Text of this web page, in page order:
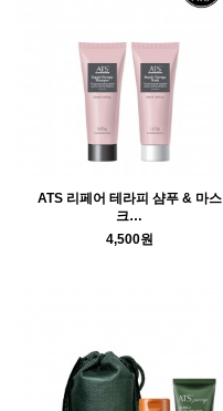
ATS 리페어 테라피 샴푸 & 마스
크…
4,500원